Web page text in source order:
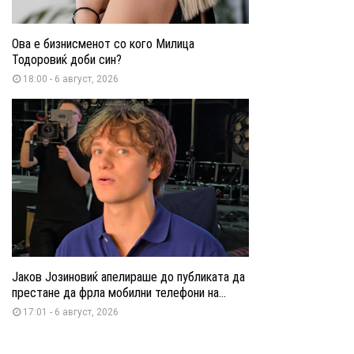
Ова е бизнисменот со кого Милица
Тодоровиќ доби син?
18:00 - 6 август, 2026
Јаков Јозиновиќ апелираше до публиката да
престане да фрла мобилни телефони на...
17:01 - 6 август, 2026